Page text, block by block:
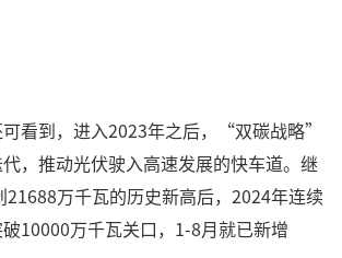
看到，进入2023年之后，“双碳战略”
，推动光伏驶入高速发展的快车道。继
万千瓦的历史新高后，2024年连续
10000万千瓦关口，1-8月就已新增